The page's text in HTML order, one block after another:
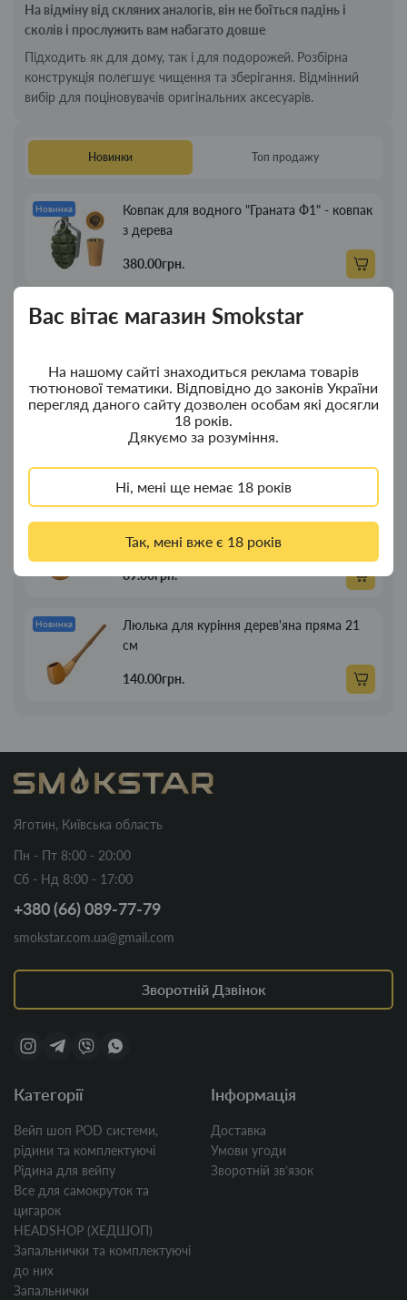
Вас вітає магазин Smokstar
На нашому сайті знаходиться реклама товарів
тютюнової тематики. Відповідно до законів України
перегляд даного сайту дозволен особам які досягли
18 років.
Дякуємо за розуміння.
Ні, мені ще немає 18 років
Так, мені вже є 18 років
На відміну від скляних аналогів, він не боїться падінь і
сколів і прослужить вам набагато довше
Підходить як для дому, так і для подорожей. Розбірна
конструкція полегшує чищення та зберігання. Відмінний
вибір для поціновувачів оригінальних аксесуарів.
Новинки Топ продажу
Новинка
Ковпак для водного "Граната Ф1" - ковпак
з дерева
380.00грн.
Новинка
Ковпак для водного "Граната Ф1" - ковпак
350.00грн.
Новинка
Портсигар для сигарет Focus із USB
запальничкою на 20 сиг
269.00грн.
Новинка Люлька для куріння дерев'яна пряма 13см
89.00грн.
Новинка
Люлька для куріння дерев'яна пряма 21
см
140.00грн.
Яготин, Київська область
Пн - Пт 8:00 - 20:00
Сб - Нд 8:00 - 17:00
+380 (66) 089-77-79
smokstar.com.ua@gmail.com
Зворотній Дзвінок
Категорії
Вейп шоп POD системи,
рідини та комплектуючі
Рідина для вейпу
Все для самокруток та
цигарок
HEADSHOP (ХЕДШОП)
Запальнички та комплектуючі
до них
Запальнички
Інформація
Доставка
Умови угоди
Зворотній звʼязок